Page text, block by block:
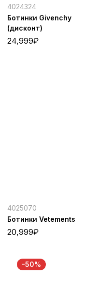
4024324
Ботинки Givenchy
(дисконт)
24,999₽
4025070
Ботинки Vetements
20,999₽
-50%